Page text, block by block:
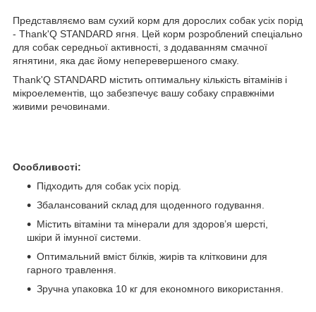
Представляємо вам сухий корм для дорослих собак усіх порід
- Thank'Q STANDARD ягня. Цей корм розроблений спеціально
для собак середньої активності, з додаванням смачної
ягнятини, яка дає йому неперевершеного смаку.
Thank'Q STANDARD містить оптимальну кількість вітамінів і
мікроелементів, що забезпечує вашу собаку справжніми
живими речовинами.
Особливості:
Підходить для собак усіх порід.
Збалансований склад для щоденного годування.
Містить вітаміни та мінерали для здоров’я шерсті,
шкіри й імунної системи.
Оптимальний вміст білків, жирів та клітковини для
гарного травлення.
Зручна упаковка 10 кг для економного використання.